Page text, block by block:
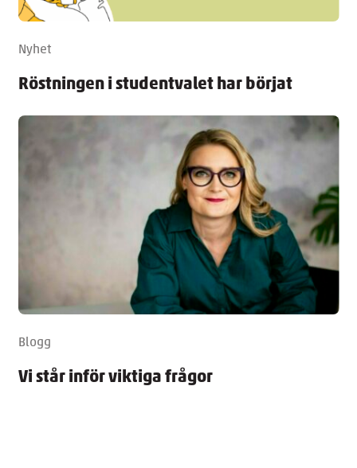
Nyhet
Röstningen i studentvalet har börjat
Blogg
Vi står inför viktiga frågor